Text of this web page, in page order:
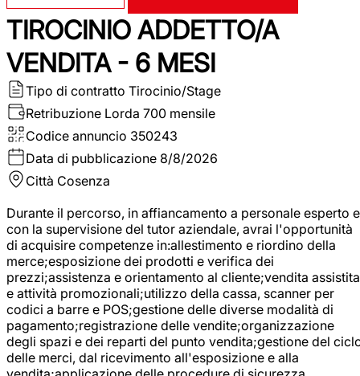
TIROCINIO ADDETTO/A
VENDITA - 6 MESI
Tipo di contratto Tirocinio/Stage
Retribuzione Lorda 700 mensile
Codice annuncio 350243
Data di pubblicazione 8/8/2026
Città Cosenza
Durante il percorso, in affiancamento a personale esperto e
con la supervisione del tutor aziendale, avrai l'opportunità
di acquisire competenze in:allestimento e riordino della
merce;esposizione dei prodotti e verifica dei
prezzi;assistenza e orientamento al cliente;vendita assistita
e attività promozionali;utilizzo della cassa, scanner per
codici a barre e POS;gestione delle diverse modalità di
pagamento;registrazione delle vendite;organizzazione
degli spazi e dei reparti del punto vendita;gestione del
delle merci, dal ricevimento all'esposizione e alla